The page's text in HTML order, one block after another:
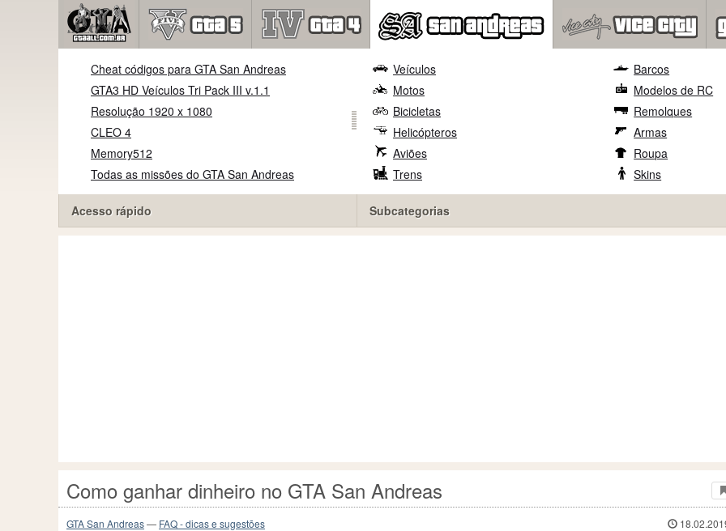
Cheat códigos para GTA San Andreas
GTA3 HD Veículos Tri Pack III v.1.1
Resolução 1920 x 1080
CLEO 4
Memory512
Todas as missões do GTA San Andreas
Acesso rápido
Veículos
Motos
Bicicletas
Helicópteros
Aviões
Trens
Barcos
Modelos de RC
Remolques
Armas
Roupa
Skins
Subcategorias
Como ganhar dinheiro no GTA San Andreas
GTA San Andreas— FAQ - dicas e sugestões